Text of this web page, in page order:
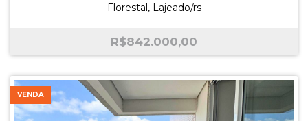
Florestal, Lajeado/rs
R$842.000,00
VENDA